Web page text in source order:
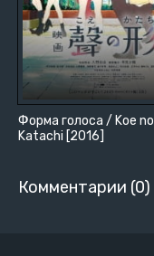
Форма голоса / Koe no
Katachi [2016]
Комментарии (0)